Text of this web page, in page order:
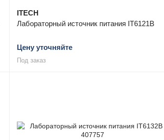
ITECH
Лабораторный источник питания IT6121B
Цену уточняйте
Под заказ